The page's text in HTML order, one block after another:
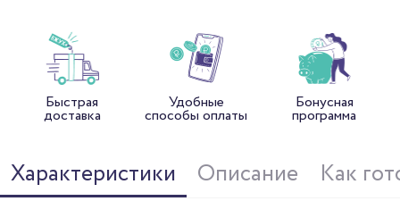
Быстрая
доставка
Удобные
способы оплаты
Бонусная
программа
Характеристики Описание Как